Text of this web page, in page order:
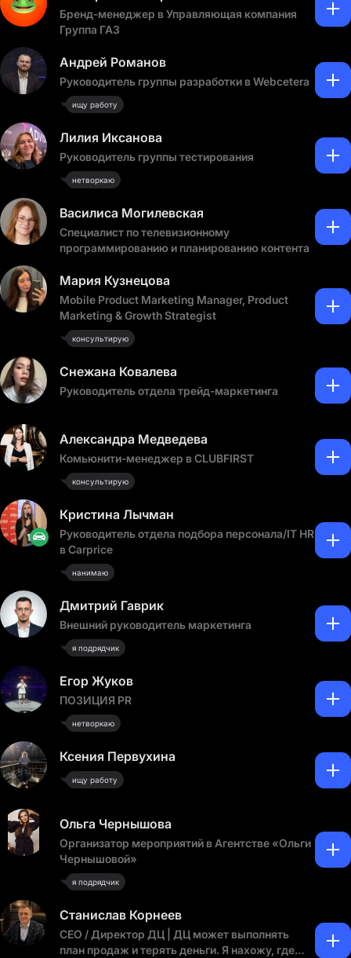
Бренд-менеджер в Управляющая компания
Группа ГАЗ
Андрей Романов
Руководитель группы разработки в Webcetera
ищу работу
Лилия Иксанова
Руководитель группы тестирования
нетворкаю
Василиса Могилевская
Специалист по телевизионному
программированию и планированию контента
Мария Кузнецова
Mobile Product Marketing Manager, Product
Marketing & Growth Strategist
консультирую
Снежана Ковалева
Руководитель отдела трейд-маркетинга
Александра Медведева
Комьюнити-менеджер в CLUBFIRST
консультирую
Кристина Лычман
Руководитель отдела подбора персонала/IT HR
в Carprice
нанимаю
Дмитрий Гаврик
Внешний руководитель маркетинга
я подрядчик
Егор Жуков
ПОЗИЦИЯ PR
нетворкаю
Ксения Первухина
ищу работу
Ольга Чернышова
Организатор мероприятий в Агентстве «Ольги
Чернышовой»
я подрядчик
Станислав Корнеев
CEO / Директор ДЦ | ДЦ может выполнять
план продаж и терять деньги. Я нахожу, где